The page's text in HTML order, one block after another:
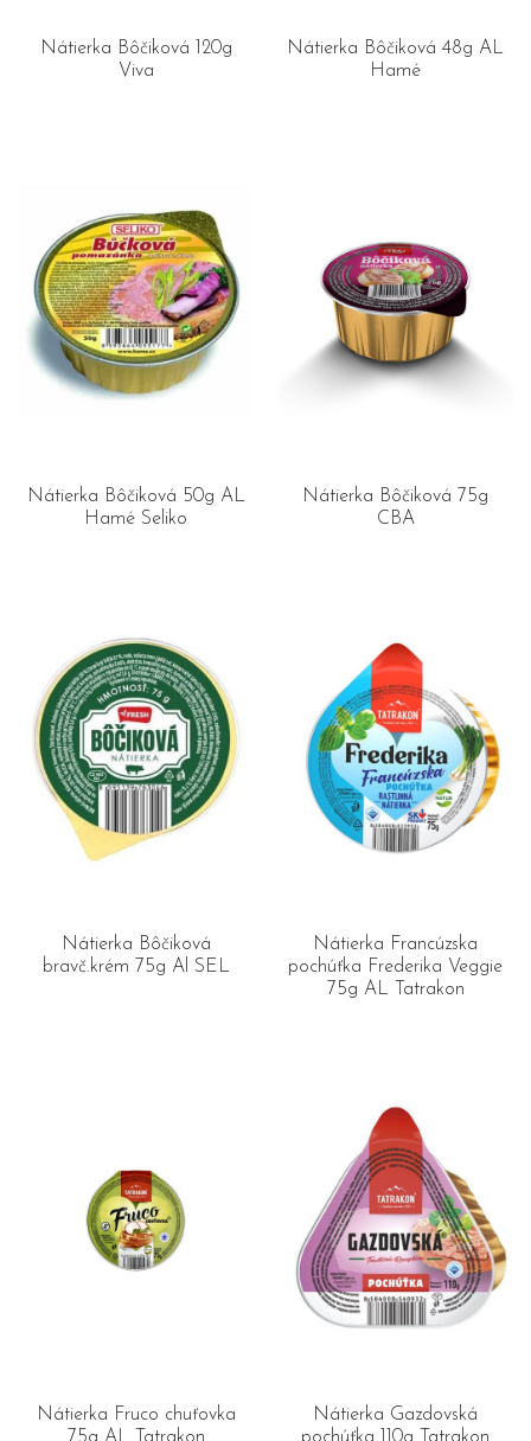
Nátierka Bôčiková 120g
Viva
Nátierka Bôčiková 48g AL
Hamé
Nátierka Bôčiková 50g AL
Hamé Seliko
Nátierka Bôčiková 75g
CBA
Nátierka Bôčiková
bravč.krém 75g Al SEL
Nátierka Francúzska
pochúťka Frederika Veggie
75g AL Tatrakon
Nátierka Fruco chuťovka
Nátierka Gazdovská